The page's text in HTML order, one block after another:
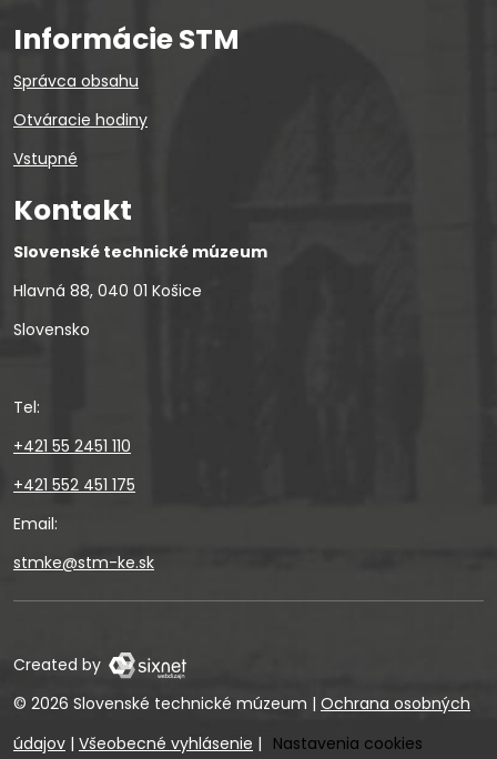
Informácie STM
Správca obsahu
Otváracie hodiny
Vstupné
Kontakt
Slovenské technické múzeum
Hlavná 88, 040 01 Košice
Slovensko
Tel:
+421 55 2451 110
+421 552 451 175
Email:
stmke@stm-ke.sk
Created by
© 2026 Slovenské technické múzeum | Ochrana osobných
údajov | Všeobecné vyhlásenie | Nastavenia cookies